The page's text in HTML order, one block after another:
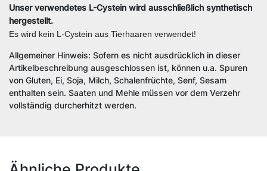
Unser verwendetes L-Cystein wird ausschließlich synthetisch
hergestellt.
Es wird kein L-Cystein aus Tierhaaren verwendet!
Allgemeiner Hinweis: Sofern es nicht ausdrücklich in dieser
Artikelbeschreibung ausgeschlossen ist, können u.a. Spuren
von Gluten, Ei, Soja, Milch, Schalenfrüchte, Senf, Sesam
enthalten sein. Saaten und Mehle müssen vor dem Verzehr
vollständig durcherhitzt werden.